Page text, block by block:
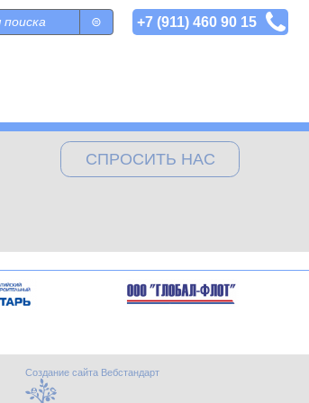
+7 (911) 460 90 15
СПРОСИТЬ НАС
Создание сайта Вебстандарт